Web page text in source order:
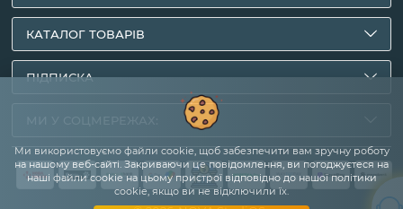
КАТАЛОГ ТОВАРІВ
ПІДПИСКА
Ми використовуємо файли cookie, щоб забезпечити вам зручну роботу
на нашому веб-сайті. Закриваючи це повідомлення, ви погоджуєтеся на
наші файли cookie на цьому пристрої відповідно до нашої політики
cookie, якщо ви не відключили їх.